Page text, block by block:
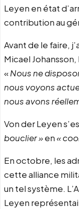
Leyen en état
contribution au
Avant de le faire,
Micael
«Nous ne
nous voyons
nous avons
Von der Leyen
bouclier »en«
En octobre, les
cette alliance
un tel système.
Leyen